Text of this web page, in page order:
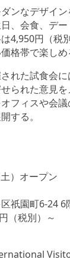
ンなデザイ
、会食、デ
4,950円（税
格帯で楽しめ
れた試食会
られた意見
フィスや会
する。
）オープン
祇園町6-24 6
（税別）～